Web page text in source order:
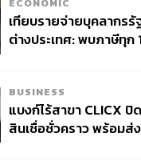
ECONOMIC
เทียบรายจ่ายบุคลากรรั
ต่างประเทศ: พบภาษีทุก
BUSINESS
แบงก์ไร้สาขา CLICX
สินเชื่อชั่วคราว พร้อม